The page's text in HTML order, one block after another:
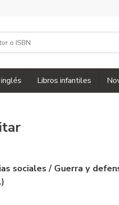
Libros infantiles
sociales/ Guerra y